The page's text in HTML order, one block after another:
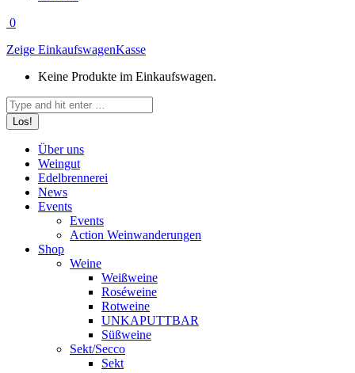
0
Zeige EinkaufswagenKasse
Keine Produkte im Einkaufswagen.
Search:
Über uns
Weingut
Edelbrennerei
News
Events
Events
Action Weinwanderungen
Shop
Weine
Weißweine
Roséweine
Rotweine
UNKAPUTTBAR
Süßweine
Sekt/Secco
Sekt